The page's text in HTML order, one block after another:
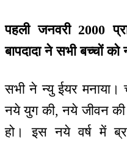
पहली जनवरी 2000
बापदादा ने सभी बच्चों
सभी ने न्यु ईयर मनाया।
नये युग की, नये जीवन की
हो। इस नये वर्ष में